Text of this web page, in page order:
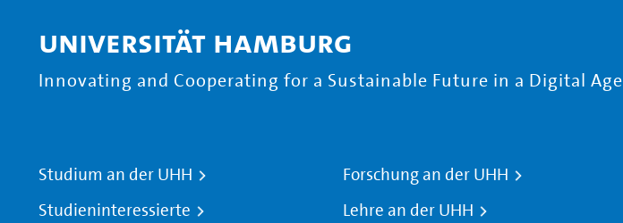
Universität Hamburg
Innovating and Cooperating for a Sustainable Future in a Digital Age
Studium an der UHH
Studieninteressierte
Forschung an der UHH
Lehre an der UHH